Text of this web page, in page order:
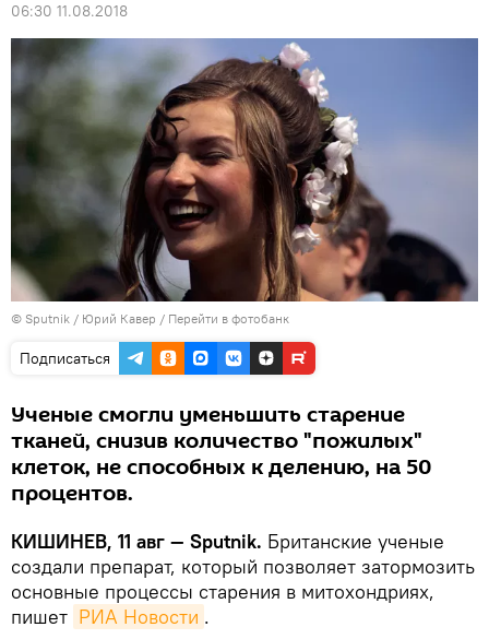
06:30 11.08.2018
© Sputnik / Юрий Кавер / Перейти в фотобанк
Подписаться
Ученые смогли уменьшить старение
тканей, снизив количество "пожилых"
клеток, не способных к делению, на 50
процентов.
КИШИНЕВ, 11 авг — Sputnik. Британские ученые
создали препарат, который позволяет затормозить
основные процессы старения в митохондриях,
пишет РИА Новости .